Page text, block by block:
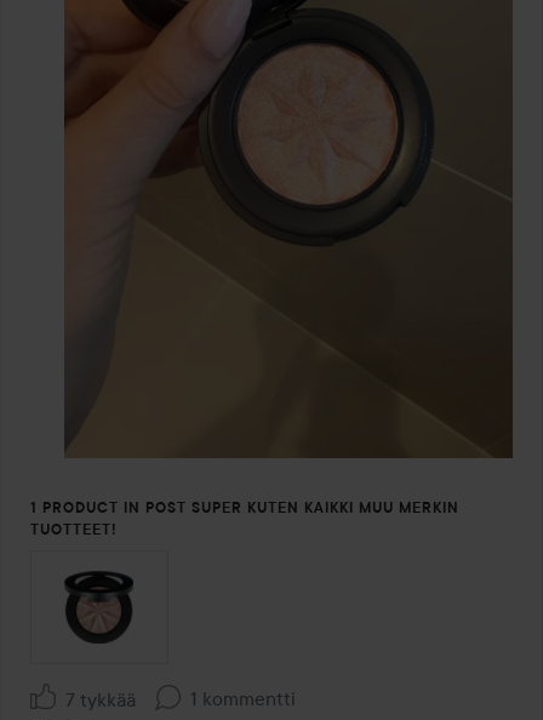
1 PRODUCT IN POST SUPER KUTEN KAIKKI MUU MERKIN
TUOTTEET!
7 tykkää 1 kommentti